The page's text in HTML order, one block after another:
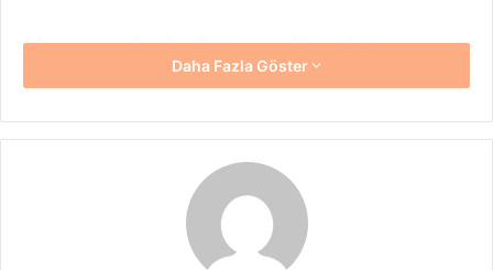
Aksesuarlarla Ortama Karakter
Katmak
Dekorasyonda kullanılan aksesuarlar, aslında ev sahibinin
detaylardır. Vazo, tablo, mum, halı, ayna ya da dekoratif
yastıklar gibi parçalar; mekânın genel görünümünü
tamamlayan öğeler arasında yer alır. Burada önemli olan
Daha Fazla Göster